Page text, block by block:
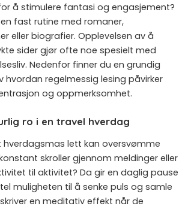
å stimulere fantasi og engasjement?
fast rutine med romaner,
eller biografier. Opplevelsen av å
sider gjør ofte noe spesielt med
Nedenfor finner du en grundig
hvordan regelmessig lesing påvirker
og oppmerksomhet.
ro i en travel hverdag
hverdagsmas lett kan oversvømme
skroller gjennom meldinger eller
til aktivitet? Da gir en daglig pause
muligheten til å senke puls og samle
en meditativ effekt når de